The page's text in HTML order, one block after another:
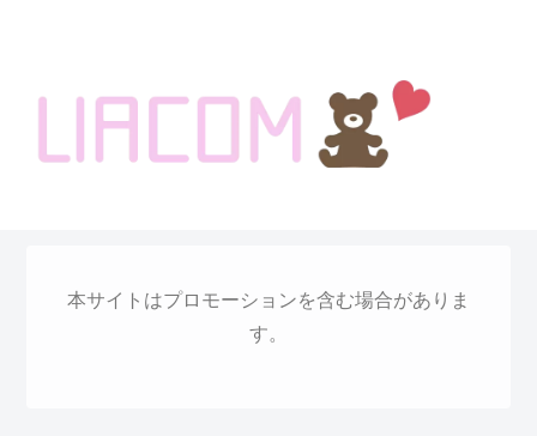
本サイトはプロモーションを含む場合がありま
す。